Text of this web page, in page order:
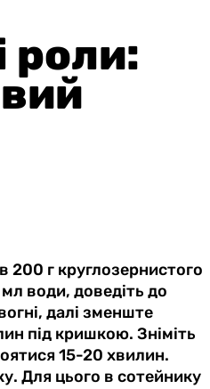
роли:
200 г круглозернистого
води, доведіть до
далі зменште
під кришкою. Зніміть
15-20 хвилин.
Для цього в сотейнику